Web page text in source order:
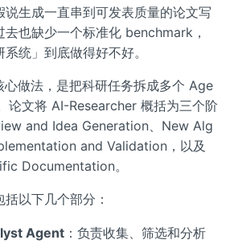
说生成一直串到可发表质量的论文写
也缺少一个标准化 benchmark，
统」到底做得好不好。
做法，是把科研任务拆成多个 Age
论文将 AI-Researcher 概括为三个阶
and Idea Generation、New Alg
and Validation，以及
Documentation。
以下几个部分：
Agent：负责收集、筛选和分析